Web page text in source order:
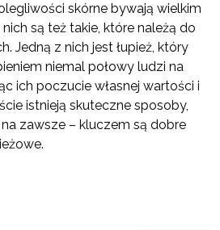
skórne bywają wielkim
są też takie, które należą do
Jedną z nich jest łupież, który
niemal połowy ludzi na
ich poczucie własnej wartości i
istnieją skuteczne sposoby,
zawsze – kluczem są dobre